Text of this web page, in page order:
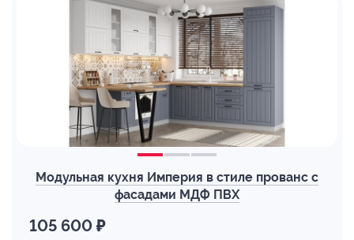
Модульная кухня Империя в стиле прованс с
фасадами МДФ ПВХ
105 600 ₽